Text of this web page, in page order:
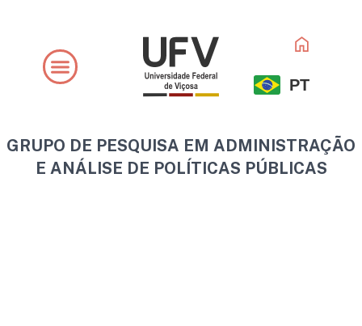
conteúdo
PT
GRUPO DE PESQUISA EM ADMINISTRAÇÃO
E ANÁLISE DE POLÍTICAS PÚBLICAS